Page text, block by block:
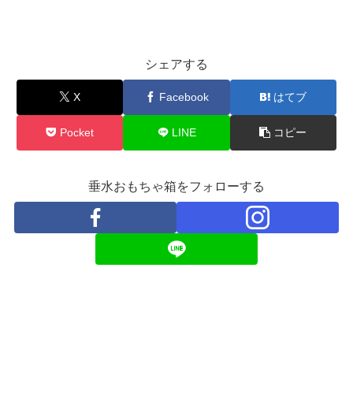
シェアする
X Facebook はてブ
Pocket LINE コピー
垂水おもちゃ箱をフォローする